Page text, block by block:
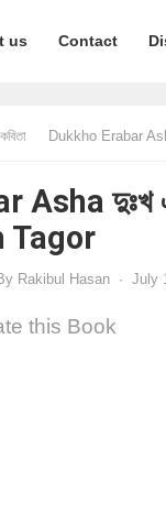
us Contact
Dukkho Erabar
দুঃখ
Tagor
Rakibul Hasan · July
this Book